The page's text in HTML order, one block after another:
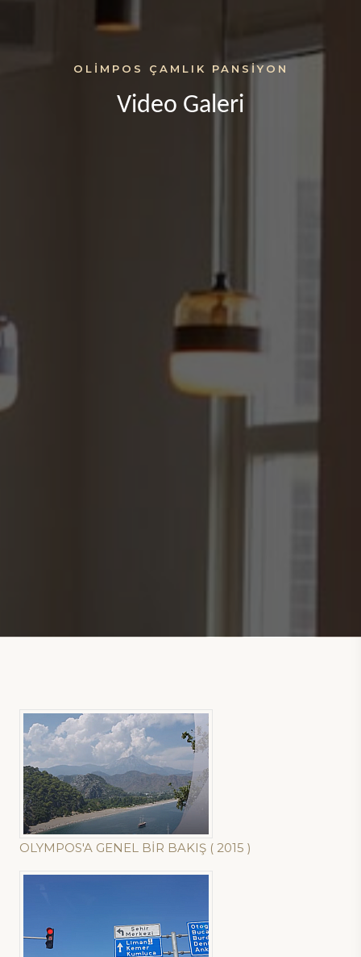
OLIMPOS ÇAMLIK PANSIYON
Video Galeri
OLYMPOS'A GENEL BİR BAKIŞ ( 2015 )